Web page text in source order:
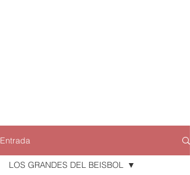
Entrada
LOS GRANDES DEL BEISBOL